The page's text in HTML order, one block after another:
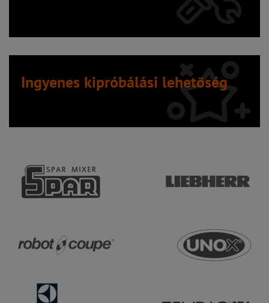
Ingyenes kipróbálási lehetőség